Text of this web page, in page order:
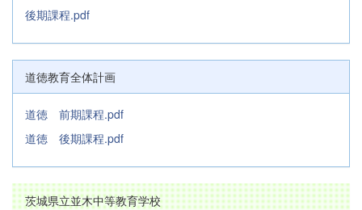
後期課程.pdf
道徳教育全体計画
道徳 前期課程.pdf
道徳 後期課程.pdf
茨城県立並木中等教育学校